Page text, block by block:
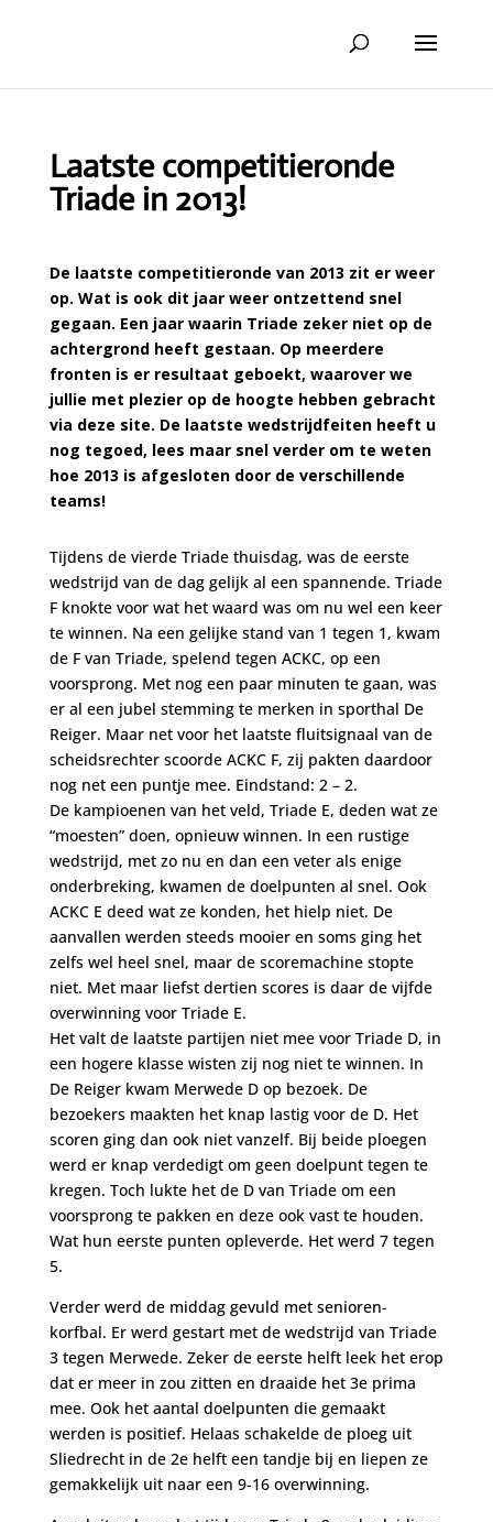
Laatste competitieronde
Triade in 2013!
De laatste competitieronde van 2013 zit er weer
op. Wat is ook dit jaar weer ontzettend snel
gegaan. Een jaar waarin Triade zeker niet op de
achtergrond heeft gestaan. Op meerdere
fronten is er resultaat geboekt, waarover we
jullie met plezier op de hoogte hebben gebracht
via deze site. De laatste wedstrijdfeiten heeft u
nog tegoed, lees maar snel verder om te weten
hoe 2013 is afgesloten door de verschillende
teams!
Tijdens de vierde Triade thuisdag, was de eerste
wedstrijd van de dag gelijk al een spannende. Triade
F knokte voor wat het waard was om nu wel een keer
te winnen. Na een gelijke stand van 1 tegen 1, kwam
de F van Triade, spelend tegen ACKC, op een
voorsprong. Met nog een paar minuten te gaan, was
er al een jubel stemming te merken in sporthal De
Reiger. Maar net voor het laatste fluitsignaal van de
scheidsrechter scoorde ACKC F, zij pakten daardoor
nog net een puntje mee. Eindstand: 2 – 2.
De kampioenen van het veld, Triade E, deden wat ze
“moesten” doen, opnieuw winnen. In een rustige
wedstrijd, met zo nu en dan een veter als enige
onderbreking, kwamen de doelpunten al snel. Ook
ACKC E deed wat ze konden, het hielp niet. De
aanvallen werden steeds mooier en soms ging het
zelfs wel heel snel, maar de scoremachine stopte
niet. Met maar liefst dertien scores is daar de vijfde
overwinning voor Triade E.
Het valt de laatste partijen niet mee voor Triade D, in
een hogere klasse wisten zij nog niet te winnen. In
De Reiger kwam Merwede D op bezoek. De
bezoekers maakten het knap lastig voor de D. Het
scoren ging dan ook niet vanzelf. Bij beide ploegen
werd er knap verdedigt om geen doelpunt tegen te
kregen. Toch lukte het de D van Triade om een
voorsprong te pakken en deze ook vast te houden.
Wat hun eerste punten opleverde. Het werd 7 tegen
5.
Verder werd de middag gevuld met senioren-
korfbal. Er werd gestart met de wedstrijd van Triade
3 tegen Merwede. Zeker de eerste helft leek het erop
dat er meer in zou zitten en draaide het 3e prima
mee. Ook het aantal doelpunten die gemaakt
werden is positief. Helaas schakelde de ploeg uit
Sliedrecht in de 2e helft een tandje bij en liepen ze
gemakkelijk uit naar een 9-16 overwinning.